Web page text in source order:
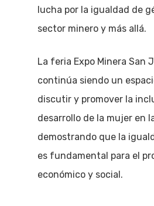
lucha por la igualdad de
sector minero y más allá.
La feria Expo Minera San
continúa siendo un
discutir y promover la
desarrollo de la mujer en
demostrando que la
es fundamental para el
económico y social.